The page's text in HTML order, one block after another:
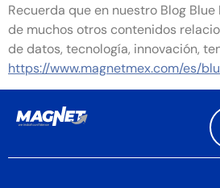
Recuerda que en nuestro Blog
de muchos otros contenidos
de datos, tecnología, innovación,
https://www.magnetmex.com/es/